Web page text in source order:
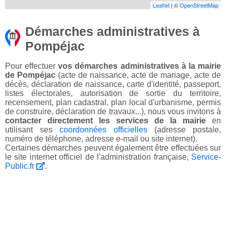
Leaflet | ©OpenStreetMap
Démarches administratives à
Pompéjac
Pour effectuervos démarches administratives à la mairie
de Pompéjac (acte de naissance, acte de mariage, acte de
décès, déclaration de naissance, carte d'identité, passeport,
listes électorales, autorisation de sortie du territoire,
recensement, plan cadastral, plan local d'urbanisme, permis
de construire, déclaration de travaux...), nous vous invitons à
contacter directement les services de la mairie en
utilisant ses coordonnées officielles (adresse postale,
numéro de téléphone, adresse e-mail ou site internet).
Certaines démarches peuvent également être effectuées sur
le site internet officiel de l'administration française, Service-
Public.fr
.